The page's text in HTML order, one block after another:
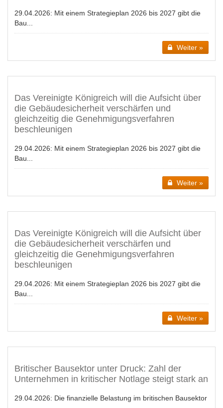
29.04.2026: Mit einem Strategieplan 2026 bis 2027 gibt die
Bau...
Weiter »
Das Vereinigte Königreich will die Aufsicht über
die Gebäudesicherheit verschärfen und
gleichzeitig die Genehmigungsverfahren
beschleunigen
29.04.2026: Mit einem Strategieplan 2026 bis 2027 gibt die
Bau...
Weiter »
Das Vereinigte Königreich will die Aufsicht über
die Gebäudesicherheit verschärfen und
gleichzeitig die Genehmigungsverfahren
beschleunigen
29.04.2026: Mit einem Strategieplan 2026 bis 2027 gibt die
Bau...
Weiter »
Britischer Bausektor unter Druck: Zahl der
Unternehmen in kritischer Notlage steigt stark an
29.04.2026: Die finanzielle Belastung im britischen Bausektor